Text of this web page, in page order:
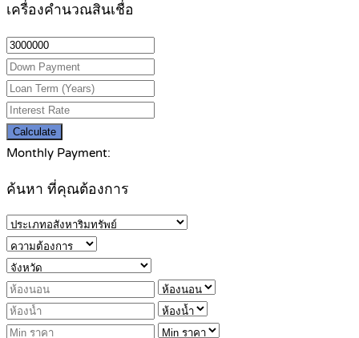
เครื่องคำนวณสินเชื่อ
Calculate
Monthly Payment:
ค้นหา ที่คุณต้องการ